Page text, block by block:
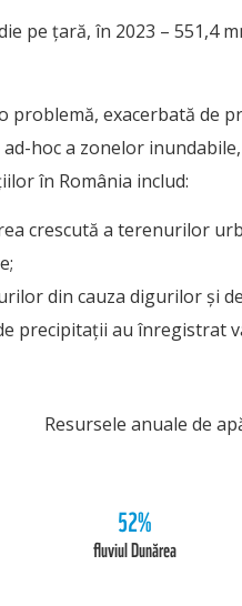
pe ţară, în 2023 – 551,4
problemă, exacerbată de
hoc a zonelor
în România includ:
crescută a terenurilor
din cauza digurilor și
precipitații au înregistrat
Resursele anuale de
52%
fluviul Dunărea